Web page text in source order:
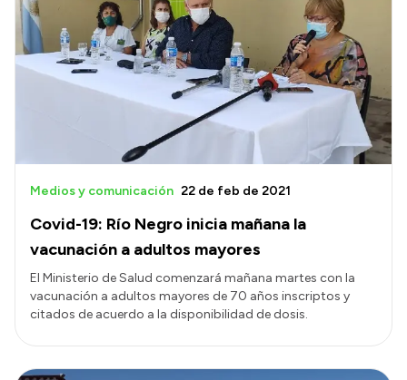
Covid-19: Río Negro inicia mañana la
vacunación a adultos mayores
Medios y comunicación 22 de feb de 2021
El Ministerio de Salud comenzará mañana martes con la
vacunación a adultos mayores de 70 años inscriptos y
citados de acuerdo a la disponibilidad de dosis.